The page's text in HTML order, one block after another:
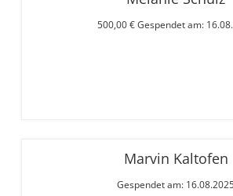
500,00 € Gespendet am:
Marvin Kaltofen
Gespendet am: